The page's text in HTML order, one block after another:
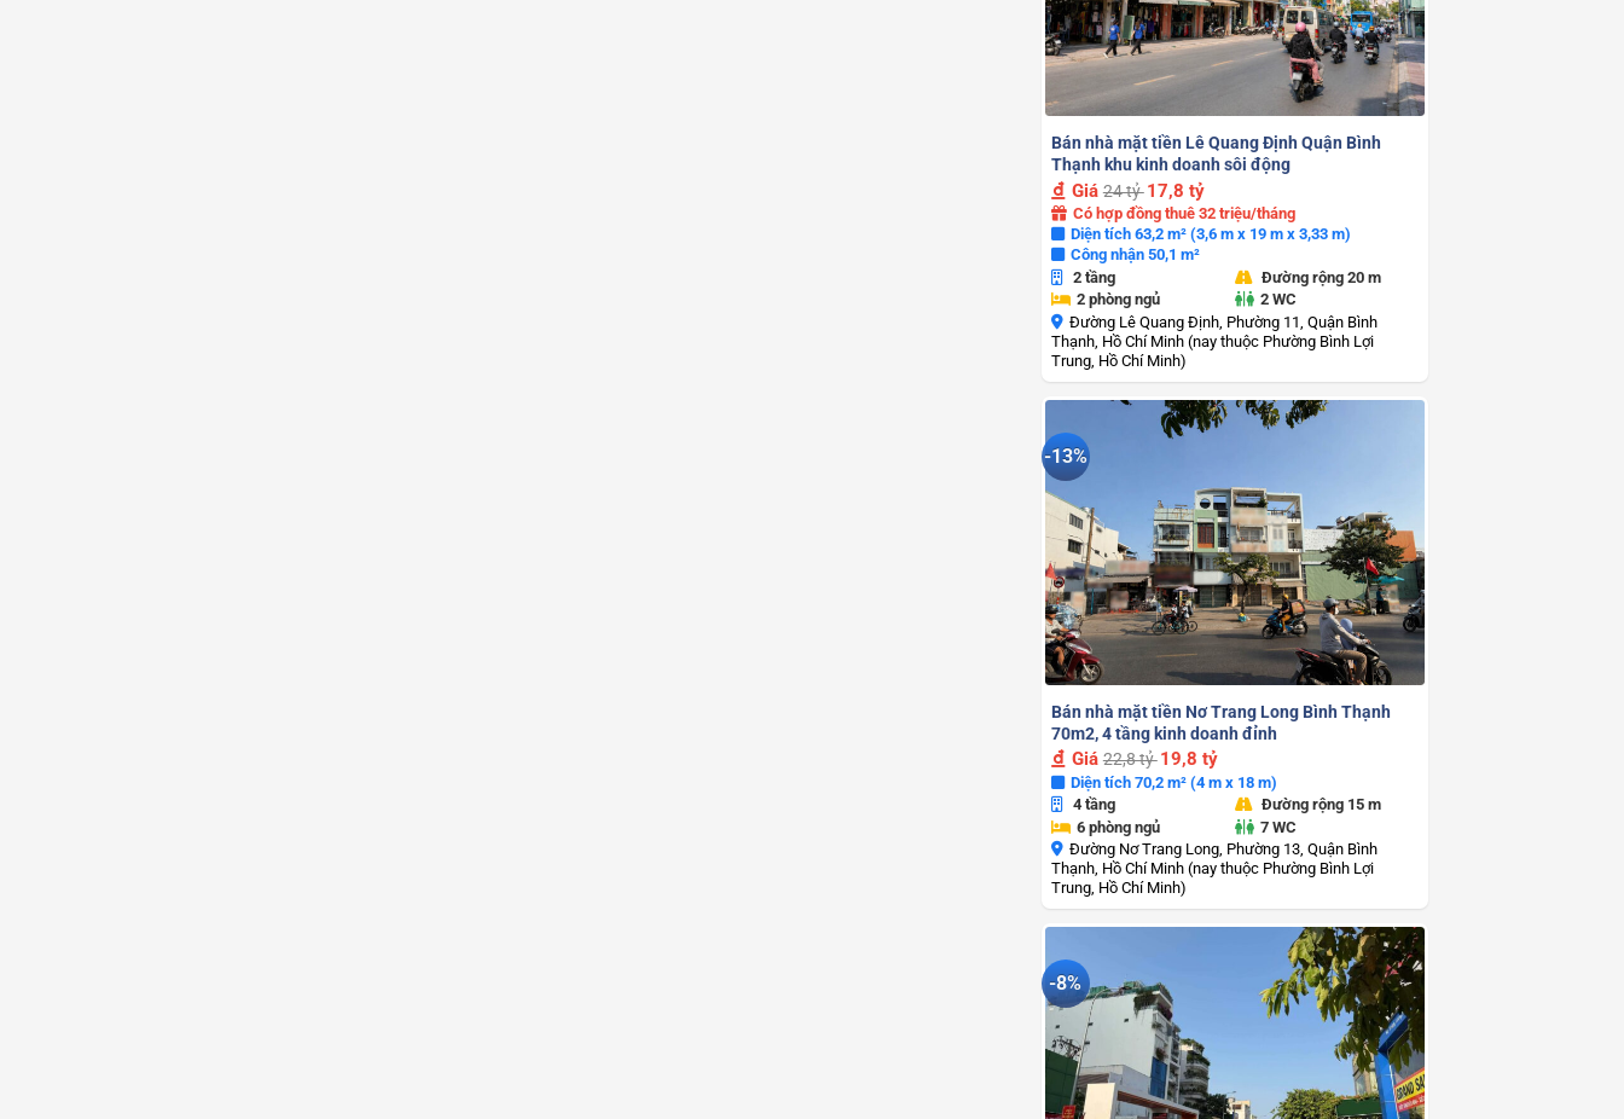
Bán nhà mặt tiền Lê Quang Định Quận Bình
Thạnh khu kinh doanh sôi động
Giá24 tỷ 17,8 tỷ
Có hợp đồng thuê 32 triệu/tháng
Diện tích 63,2 m² (3,6 m x 19 m x 3,33 m)
Công nhận 50,1 m²
2 tầng
Đường rộng 20 m
2 phòng ngủ
2 WC
Đường Lê Quang Định, Phường 11, Quận Bình
Thạnh, Hồ Chí Minh (nay thuộc Phường Bình Lợi
Trung, Hồ Chí Minh)
-13%
Bán nhà mặt tiền Nơ Trang Long Bình Thạnh
70m2, 4 tầng kinh doanh đỉnh
Giá22,8 tỷ 19,8 tỷ
Diện tích 70,2 m² (4 m x 18 m)
4 tầng
Đường rộng 15 m
6 phòng ngủ
7 WC
Đường Nơ Trang Long, Phường 13, Quận Bình
Thạnh, Hồ Chí Minh (nay thuộc Phường Bình Lợi
Trung, Hồ Chí Minh)
-8%